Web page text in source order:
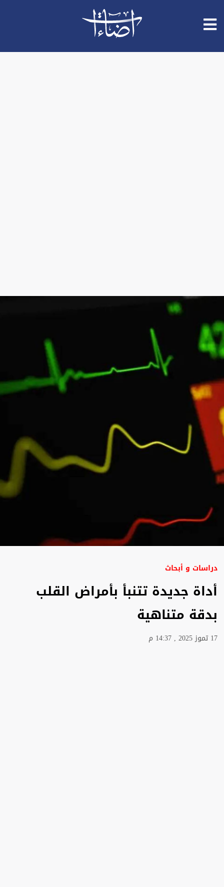
دراسات و أبحاث
أداة جديدة تتنبأ بأمراض القلب
بدقة متناهية
17 تموز 2025 , 14:37 م